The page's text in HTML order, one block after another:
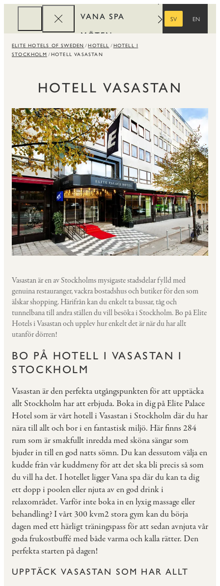
VANA SPA
MÖTEN
FÖRETAG
SV
EN
ELITE HOTELS OF SWEDEN HOTELL
HOTELL I
STOCKHOLM
HOTELL VASASTAN
HOTELL VASASTAN
Vasastan är en av Stockholms mysigaste stadsdelar fylld med
genuina restauranger, vackra bostadshus och butiker för den som
älskar shopping. Härifrån kan du enkelt ta bussar, tåg och
tunnelbana till andra ställen du vill besöka i Stockholm. Bo på Elite
Hotels i Vasastan och upplev hur enkelt det är när du har allt
utanför dörren!
BO PÅ HOTELL I VASASTAN I
STOCKHOLM
Vasastan är den perfekta utgångspunkten för att upptäcka
allt Stockholm har att erbjuda. Boka in dig på Elite Palace
Hotel som är vårt hotell i Vasastan i Stockholm där du har
nära till allt och bor i en fantastisk miljö. Här finns 284
rum som är smakfullt inredda med sköna sängar som
bjuder in till en god natts sömn. Du kan dessutom välja en
kudde från vår kuddmeny för att det ska bli precis så som
du vill ha det. I hotellet ligger Vana spa där du kan ta dig
ett dopp i poolen eller njuta av en god drink i
relaxområdet. Varför inte boka in en lyxig massage eller
behandling? I vårt 300 kvm2 stora gym kan du börja
dagen med ett härligt träningspass för att sedan avnjuta vår
goda frukostbuffé med både varma och kalla rätter. Den
perfekta starten på dagen!
UPPTÄCK VASASTAN SOM HAR ALLT